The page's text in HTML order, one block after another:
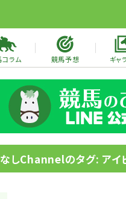
ラム 競馬予想 ギャ
しChannelのタグ: アイ